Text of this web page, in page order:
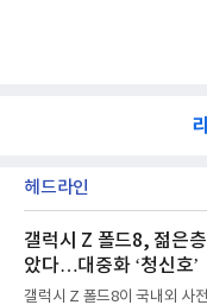
헤드라인
갤럭시 Z 폴드8, 젊은
았다…대중화 ‘청신호’
갤럭시 Z 폴드8이 국내외 사